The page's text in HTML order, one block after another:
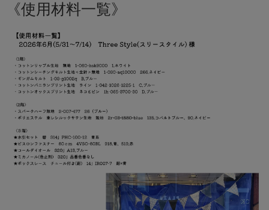
《使用材料一覧》